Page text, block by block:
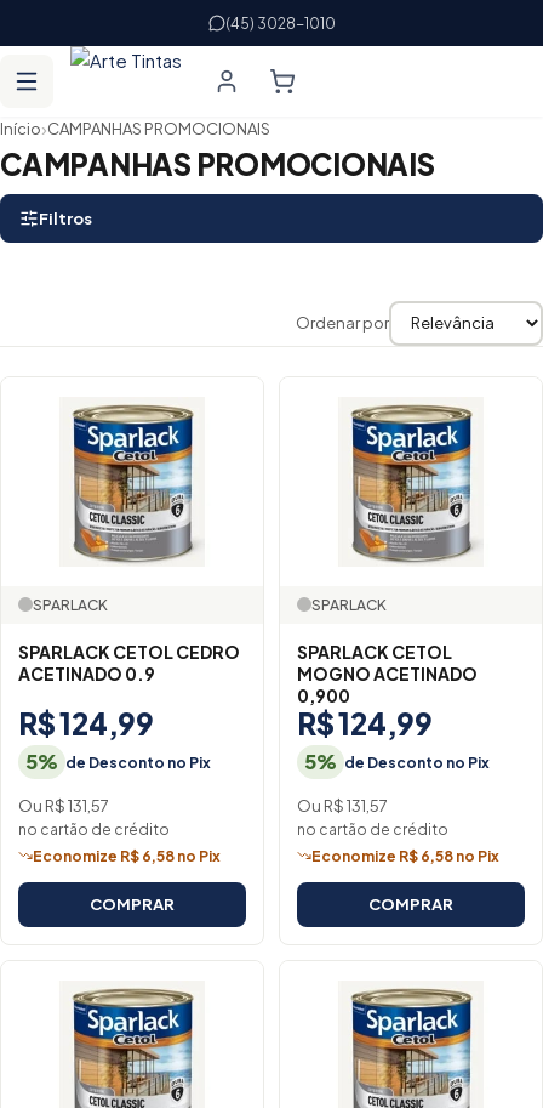
(45) 3028-1010
Início›CAMPANHAS PROMOCIONAIS
CAMPANHAS PROMOCIONAIS
Filtros
Ordenar por
Lista de produtos
SPARLACK
SPARLACK CETOL CEDRO
ACETINADO 0.9
R$ 124,99
5% de Desconto no Pix
Ou R$ 131,57
no cartão de crédito
Economize R$ 6,58 no Pix
COMPRAR
SPARLACK
SPARLACK CETOL
MOGNO ACETINADO
0,900
R$ 124,99
5% de Desconto no Pix
Ou R$ 131,57
no cartão de crédito
Economize R$ 6,58 no Pix
COMPRAR